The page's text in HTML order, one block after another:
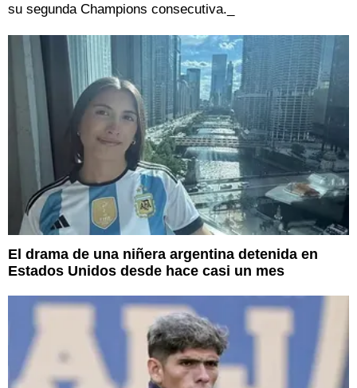
su segunda Champions consecutiva._
El drama de una niñera argentina detenida en
Estados Unidos desde hace casi un mes